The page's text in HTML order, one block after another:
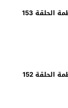
153
152